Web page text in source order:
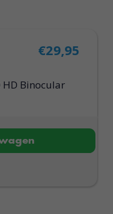
€29,95
HD Binocular